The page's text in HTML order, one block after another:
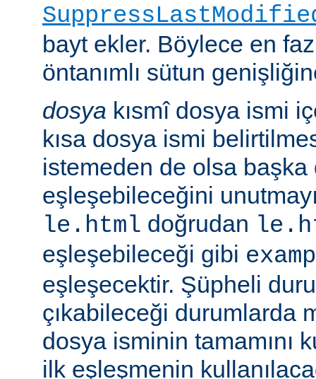
bayt ekler. Böylece en
öntanımlı sütun
dosya kısmî dosya ismi
kısa dosya ismi
istemeden de olsa başka
eşleşebileceğini
le.html doğrudan
eşleşebileceği gibi
eşleşecektir. Şüpheli
çıkabileceği durumlarda
dosya isminin tamamını
ilk eşleşmenin